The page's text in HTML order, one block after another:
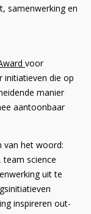
samenwerking en
voor
initiatieven die op
manier
aantoonbaar
van het woord:
team science
uit te
inspireren out-